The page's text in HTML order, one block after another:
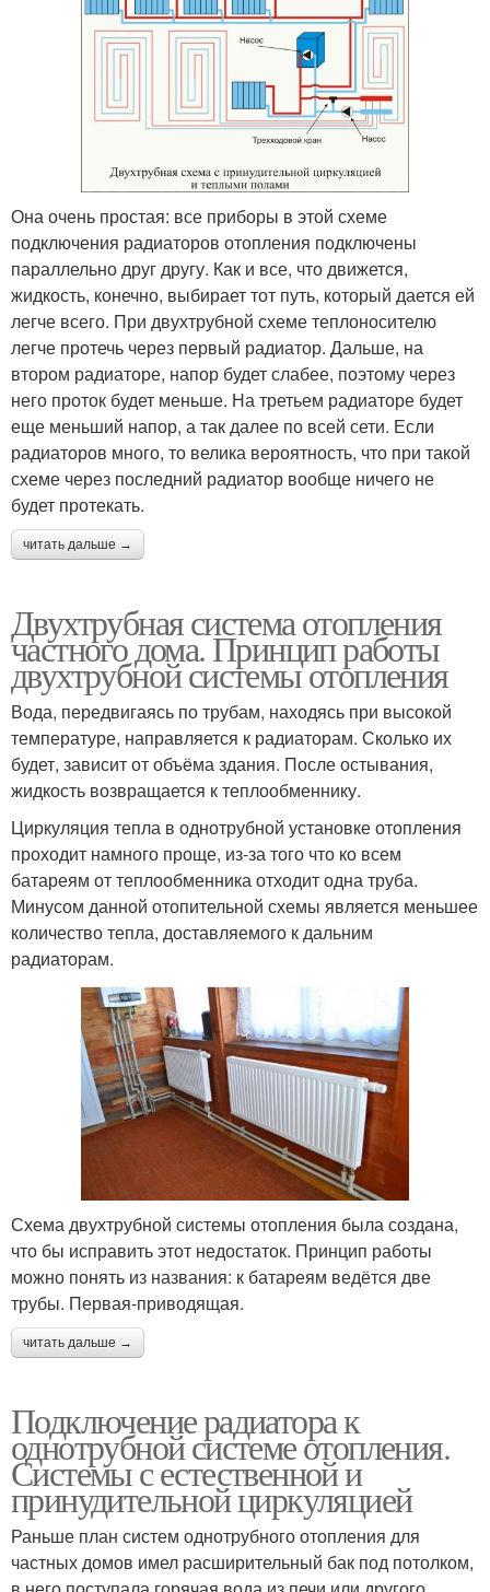
Она очень простая: все приборы в этой схеме
подключения радиаторов отопления подключены
параллельно друг другу. Как и все, что движется,
жидкость, конечно, выбирает тот путь, который дается ей
легче всего. При двухтрубной схеме теплоносителю
легче протечь через первый радиатор. Дальше, на
втором радиаторе, напор будет слабее, поэтому через
него проток будет меньше. На третьем радиаторе будет
еще меньший напор, а так далее по всей сети. Если
радиаторов много, то велика вероятность, что при такой
схеме через последний радиатор вообще ничего не
будет протекать.
читать дальше →
Двухтрубная система отопления
частного дома. Принцип работы
двухтрубной системы отопления
Вода, передвигаясь по трубам, находясь при высокой
температуре, направляется к радиаторам. Сколько их
будет, зависит от объёма здания. После остывания,
жидкость возвращается к теплообменнику.
Циркуляция тепла в однотрубной установке отопления
проходит намного проще, из-за того что ко всем
батареям от теплообменника отходит одна труба.
Минусом данной отопительной схемы является меньшее
количество тепла, доставляемого к дальним
радиаторам.
Схема двухтрубной системы отопления была создана,
что бы исправить этот недостаток. Принцип работы
можно понять из названия: к батареям ведётся две
трубы. Первая-приводящая.
читать дальше →
Подключение радиатора к
однотрубной системе отопления.
Системы с естественной и
принудительной циркуляцией
Раньше план систем однотрубного отопления для
частных домов имел расширительный бак под потолком,